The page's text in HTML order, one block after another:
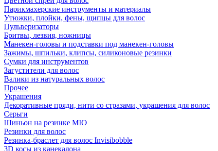
Парикмахерские инструменты и материалы
Утюжки, плойки, фены, щипцы для волос
Пульверизаторы
Бритвы, лезвия, ножницы
Манекен-головы и подставки под манекен-головы
Зажимы, шпильки, клипсы, силиконовые резинки
Сумки для инструментов
Загустители для волос
Валики из натуральных волос
Прочее
Украшения
Декоративные пряди, нити со стразами, украшения для волос
Серьги
Шиньон на резинке MIO
Резинки для волос
Резинка-браслет для волос Invisibobble
3D косы из канекалона